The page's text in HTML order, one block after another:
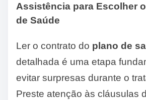
Assistência para Escolher
de Saúde
Ler o contrato do plano de
detalhada é uma etapa
evitar surpresas durante o
Preste atenção às cláusulas